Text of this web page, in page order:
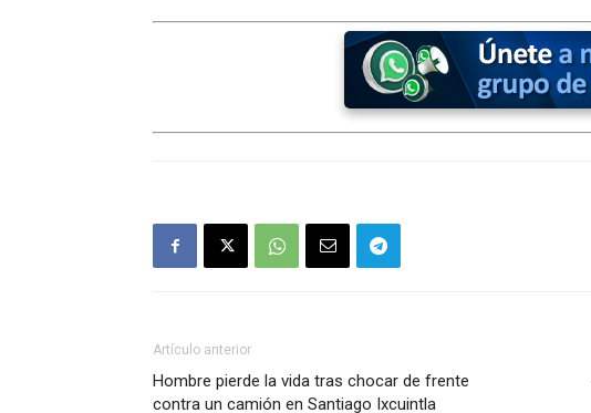
Artículo anterior
Hombre pierde la vida tras chocar de frente
contra un camión en Santiago Ixcuintla